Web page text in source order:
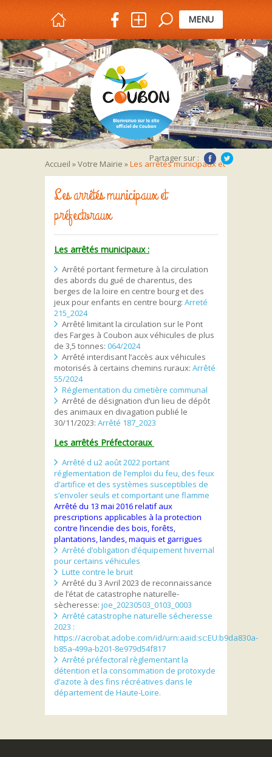
MENU
Accueil »Votre Mairie »Les arrêtés municipaux et
Partager sur :
Les arrêtés municipaux et
préfectoraux
Les arrêtés municipaux :
Arrêté portant fermeture à la circulation
des abords du gué de charentus, des
berges de la loire en centre bourg et des
jeux pour enfants en centre bourg: Arreté
215_2024
Arrêté limitant la circulation sur le Pont
des Farges à Coubon aux véhicules de plus
de 3,5 tonnes: 064/2024
Arrêté interdisant l’accès aux véhicules
motorisés à certains chemins ruraux: Arrêté
55/2024
Réglementation du cimetière communal
Arrêté de désignation d’un lieu de dépôt
des animaux en divagation publié le
30/11/2023: Arrêté 187_2023
Les arrêtés Préfectoraux
Arrêté d u2 août 2022 portant
réglementation de l’emploi du feu, des feux
d’artifice et des systèmes susceptibles de
s’envoler seuls et comportant une flamme
Arrêté du 13 mai 2016 relatif aux
prescriptions applicables à la protection
contre l’incendie des bois, forêts,
plantations, landes, maquis et garrigues
Arrêté d’obligation d’équipement hivernal
pour certains véhicules
Lutte contre le bruit
Arrêté du 3 Avril 2023 de reconnaissance
de l’état de catastrophe naturelle-
sècheresse: joe_20230503_0103_0003
Arrêté catastrophe naturelle sécheresse
2023 :
https://acrobat.adobe.com/id/urn:aaid:sc:EU:b9da830a-
b85a-499a-b201-8e979d54f817
Arrêté préfectoral règlementant la
détention et la consommation de protoxyde
d’azote à des fins récréatives dans le
département de Haute-Loire.